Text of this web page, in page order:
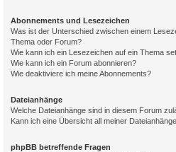
Abonnements und Lesezeichen
Was ist der Unterschied zwischen einem
Thema oder Forum?
Wie kann ich ein Lesezeichen auf ein Thema
Wie kann ich ein Forum abonnieren?
Wie deaktiviere ich meine Abonnements?
Dateianhänge
Welche Dateianhänge sind in diesem Forum
Kann ich eine Übersicht all meiner
phpBB betreffende Fragen